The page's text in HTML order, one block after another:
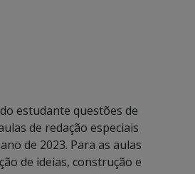
estudante questões de
de redação especiais
de 2023. Para as aulas
de ideias, construção e